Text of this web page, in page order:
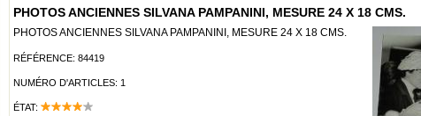
PHOTOS ANCIENNES SILVANA PAMPANINI, MESURE 24 X 18 CMS.
PHOTOS ANCIENNES SILVANA PAMPANINI, MESURE 24 X 18 CMS.
RÉFÉRENCE: 84419
NUMÉRO D'ARTICLES: 1
ÉTAT: